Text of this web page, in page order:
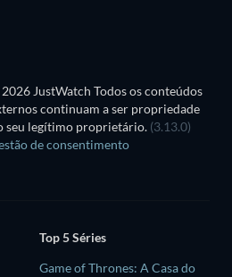
JustWatch Todos os conteúdos
continuam a ser propriedade
seu legítimo proprietário. (3.13.0)
de consentimento
Top 5 Séries
Game of Thrones: A Casa do